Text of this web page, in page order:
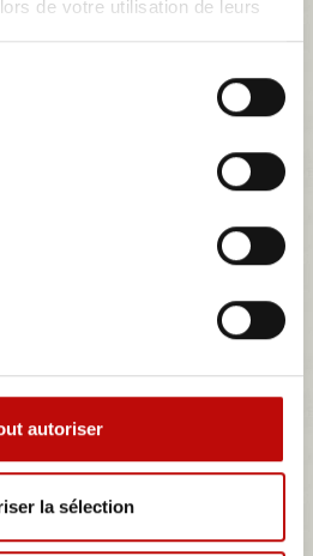
de votre utilisation de leurs
autoriser
la sélection
Détails
de portes AV...